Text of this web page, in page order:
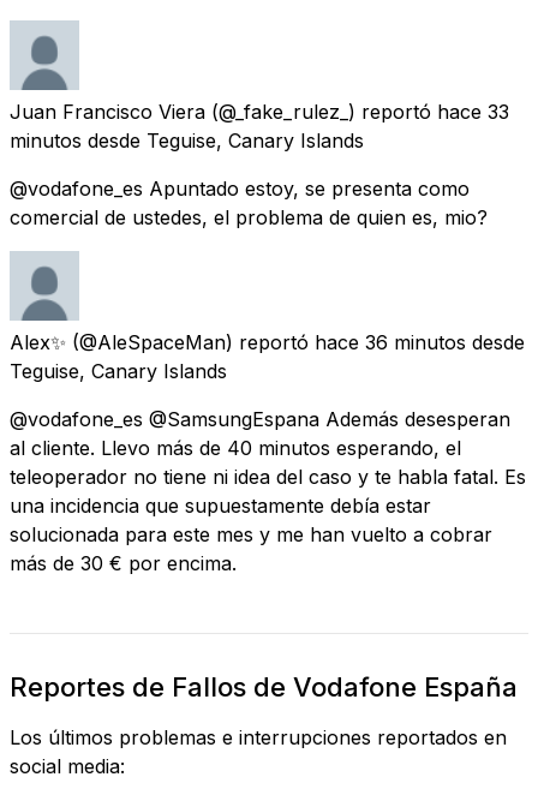
Juan Francisco Viera (@_fake_rulez_) reportó hace 33
minutos desde Teguise, Canary Islands
@vodafone_es Apuntado estoy, se presenta como
comercial de ustedes, el problema de quien es, mio?
Alex✨ (@AleSpaceMan) reportó hace 36 minutos desde
Teguise, Canary Islands
@vodafone_es @SamsungEspana Además desesperan
al cliente. Llevo más de 40 minutos esperando, el
teleoperador no tiene ni idea del caso y te habla fatal. Es
una incidencia que supuestamente debía estar
solucionada para este mes y me han vuelto a cobrar
más de 30 € por encima.
Reportes de Fallos de Vodafone España
Los últimos problemas e interrupciones reportados en
social media: